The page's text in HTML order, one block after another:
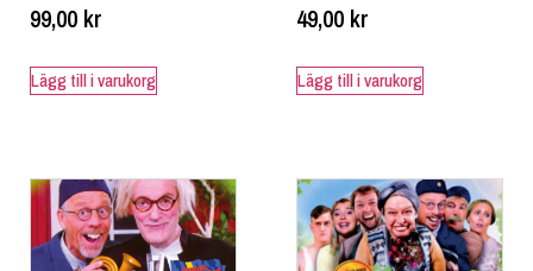
99,00 kr
Lägg till i varukorg
49,00 kr
Lägg till i varukorg